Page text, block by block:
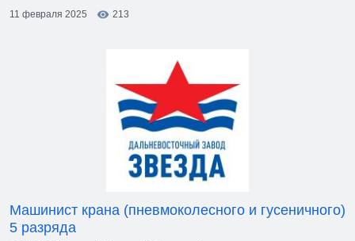
11 февраля 2025
213
Машинист крана (пневмоколесного и гусеничного)
5 разряда